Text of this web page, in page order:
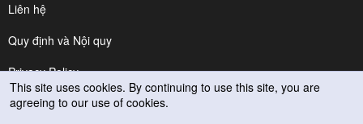
Liên hệ
Quy định và Nội quy
Privacy Policy
Trợ giúp
This site uses cookies. By continuing to use this site, you are
agreeing to our use of cookies.